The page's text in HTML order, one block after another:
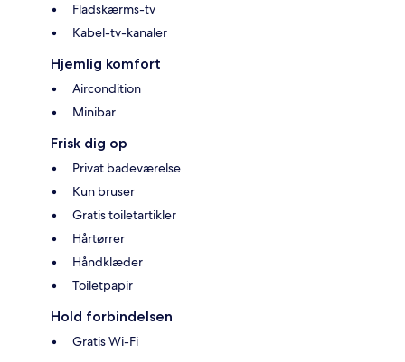
Fladskærms-tv
Kabel-tv-kanaler
Hjemlig komfort
Aircondition
Minibar
Frisk dig op
Privat badeværelse
Kun bruser
Gratis toiletartikler
Hårtørrer
Håndklæder
Toiletpapir
Hold forbindelsen
Gratis Wi-Fi